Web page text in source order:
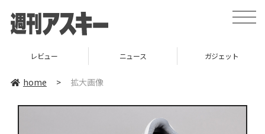
toggle
レビュー ニュース ガジェット
home > 拡大画像